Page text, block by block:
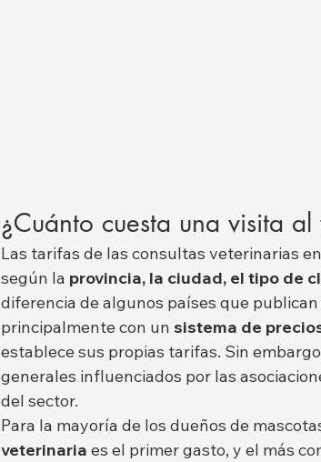
¿Cuánto cuesta una visita
Las tarifas de las consultas veterinarias en
según la provincia, la ciudad, el tipo de
diferencia de algunos países que
principalmente con un sistema de
establece sus propias tarifas. Sin
generales influenciados por las
del sector.
Para la mayoría de los dueños de
veterinaria es el primer gasto, y el más